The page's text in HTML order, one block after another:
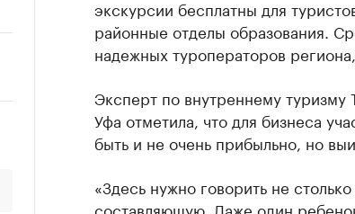
экскурсии бесплатны для
районные отделы образования.
надежных туроператоров
Эксперт по внутреннему туризму
Уфа отметила, что для бизнеса
быть и не очень прибыльно, но
«Здесь нужно говорить не
составляющую. Даже один